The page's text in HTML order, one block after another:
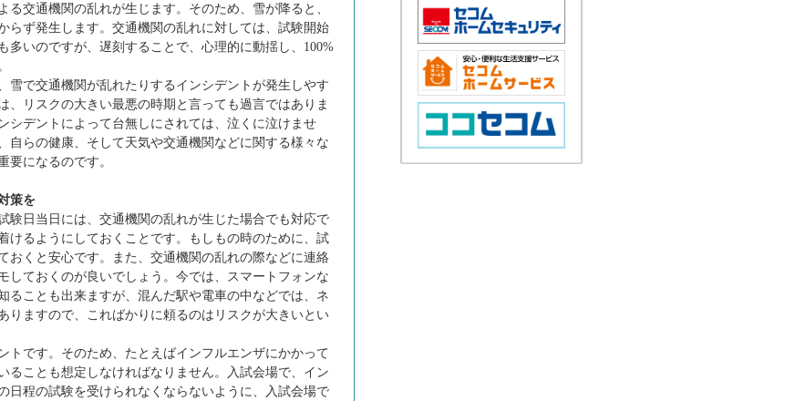
交通機関の乱れが生じます。そのため、雪が降ると、
らず発生します。交通機関の乱れに対しては、試験開始
多いのですが、遅刻することで、心理的に動揺し、100%
で交通機関が乱れたりするインシデントが発生しやす
、リスクの大きい最悪の時期と言っても過言ではありま
シデントによって台無しにされては、泣くに泣けませ
自らの健康、そして天気や交通機関などに関する様々な
要になるのです。
策を
日当日には、交通機関の乱れが生じた場合でも対応で
けるようにしておくことです。もしもの時のために、試
おくと安心です。また、交通機関の乱れの際などに連絡
しておくのが良いでしょう。今では、スマートフォンな
ることも出来ますが、混んだ駅や電車の中などでは、ネ
りますので、こればかりに頼るのはリスクが大きいとい
です。そのため、たとえばインフルエンザにかかって
ることも想定しなければなりません。入試会場で、イン
日程の試験を受けられなくならないように、入試会場で